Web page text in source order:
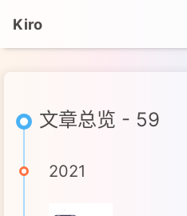
Kiro
文章总览 - 59
2021